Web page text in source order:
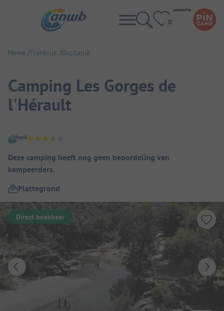
Home Frankrijk Occitanië
Camping Les Gorges de
l'Hérault
Camping overzicht
Deze camping heeft nog geen beoordeling van
kampeerders.
Plattegrond
Direct boekbaar